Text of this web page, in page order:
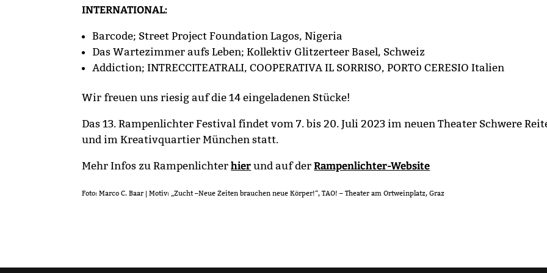
INTERNATIONAL:
Barcode; Street Project Foundation Lagos, Nigeria
Das Wartezimmer aufs Leben; Kollektiv Glitzerteer Basel, Schweiz
Addiction; INTRECCITEATRALI, COOPERATIVA IL SORRISO, PORTO CERESIO Italien
Wir freuen uns riesig auf die 14 eingeladenen Stücke!
Das 13. Rampenlichter Festival findet vom 7. bis 20. Juli 2023 im neuen Theater Schwere
und im Kreativquartier München statt.
Mehr Infos zu Rampenlichterhier und auf derRampenlichter-Website
Foto: Marco C. Baar | Motiv: „Zucht –Neue Zeiten brauchen neue Körper!“, TAO! – Theater am Ortweinplatz, Graz